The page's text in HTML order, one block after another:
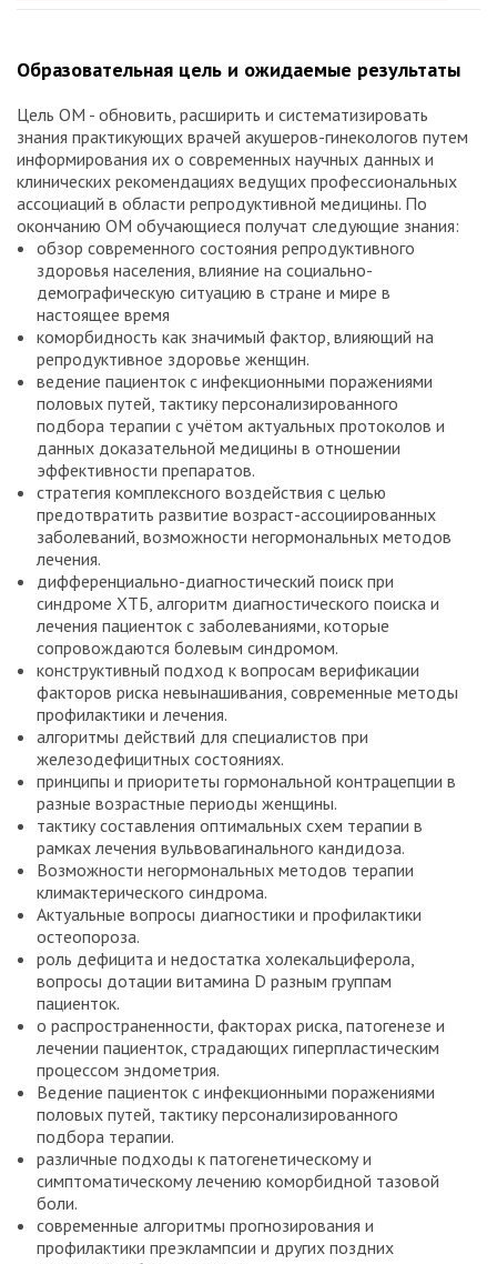
Образовательная цель и ожидаемые результаты
Цель ОМ - обновить, расширить и систематизировать
знания практикующих врачей акушеров-гинекологов путем
информирования их о современных научных данных и
клинических рекомендациях ведущих профессиональных
ассоциаций в области репродуктивной медицины. По
окончанию ОМ обучающиеся получат следующие знания:
обзор современного состояния репродуктивного
здоровья населения, влияние на социально-
демографическую ситуацию в стране и мире в
настоящее время
коморбидность как значимый фактор, влияющий на
репродуктивное здоровье женщин.
ведение пациенток с инфекционными поражениями
половых путей, тактику персонализированного
подбора терапии с учётом актуальных протоколов и
данных доказательной медицины в отношении
эффективности препаратов.
стратегия комплексного воздействия с целью
предотвратить развитие возраст-ассоциированных
заболеваний, возможности негормональных методов
лечения.
дифференциально-диагностический поиск при
синдроме ХТБ, алгоритм диагностического поиска и
лечения пациенток с заболеваниями, которые
сопровождаются болевым синдромом.
конструктивный подход к вопросам верификации
факторов риска невынашивания, современные методы
профилактики и лечения.
алгоритмы действий для специалистов при
железодефицитных состояниях.
принципы и приоритеты гормональной контрацепции в
разные возрастные периоды женщины.
тактику составления оптимальных схем терапии в
рамках лечения вульвовагинального кандидоза.
Возможности негормональных методов терапии
климактерического синдрома.
Актуальные вопросы диагностики и профилактики
остеопороза.
роль дефицита и недостатка холекальциферола,
вопросы дотации витамина D разным группам
пациенток.
о распространенности, факторах риска, патогенезе и
лечении пациенток, страдающих гиперпластическим
процессом эндометрия.
Ведение пациенток с инфекционными поражениями
половых путей, тактику персонализированного
подбора терапии.
различные подходы к патогенетическому и
симптоматическому лечению коморбидной тазовой
боли.
современные алгоритмы прогнозирования и
профилактики преэклампсии и других поздних